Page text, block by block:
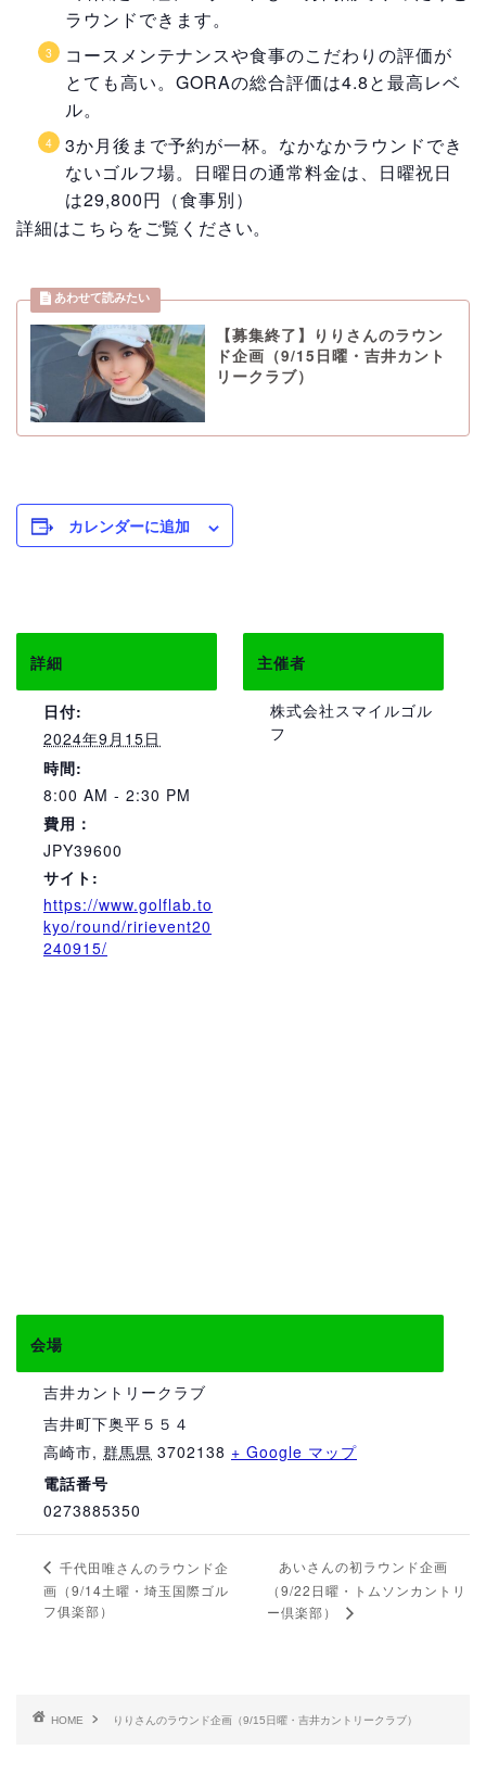
ラウンドできます。
コースメンテナンスや食事のこだわりの評価が
とても高い。GORAの総合評価は4.8と最高レベ
ル。
3か月後まで予約が一杯。なかなかラウンドでき
ないゴルフ場。日曜日の通常料金は、日曜祝日
は29,800円（食事別）
詳細はこちらをご覧ください。
【募集終了】りりさんのラウン
ド企画（9/15日曜・吉井カント
リークラブ）
カレンダーに追加
詳細
日付:
2024年9月15日
時間:
8:00 AM - 2:30 PM
費用：
JPY39600
サイト:
https://www.golflab.to
kyo/round/ririevent20
240915/
主催者
株式会社スマイルゴル
フ
会場
吉井カントリークラブ
吉井町下奥平５５４
高崎市, 群馬県 3702138 + Google マップ
電話番号
0273885350
千代田唯さんのラウンド企
画（9/14土曜・埼玉国際ゴル
フ俱楽部）
あいさんの初ラウンド企画
（9/22日曜・トムソンカントリ
ー倶楽部）
HOME りりさんのラウンド企画（9/15日曜・吉井カントリークラブ）